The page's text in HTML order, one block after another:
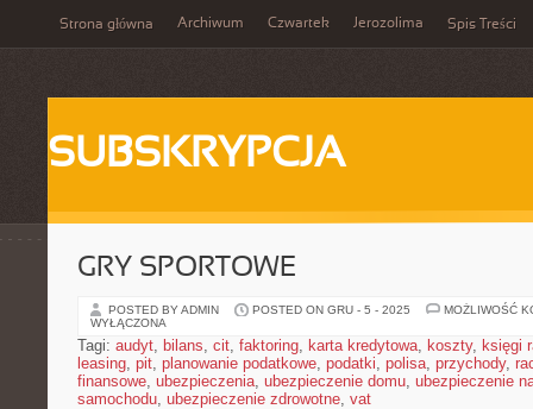
Strona główna Archiwum Czwartek Jerozolima Spis Treści
SUBSKRYPCJA
GRY SPORTOWE
POSTED BY ADMIN POSTED ON GRU - 5 - 2025
MOŻLIWOŚĆ
WYŁĄCZONA
Tagi: audyt, bilans, cit, faktoring, karta kredytowa, koszty, księgi
leasing, pit, planowanie podatkowe, podatki, polisa, przychody,
finansowe, ubezpieczenia, ubezpieczenie domu, ubezpieczenie
samochodu, ubezpieczenie zdrowotne, vat